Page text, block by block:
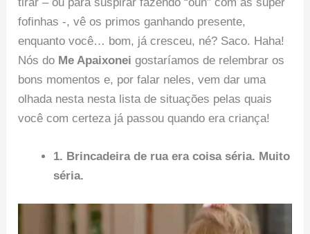
fofinhas -, vê os primos ganhando presente,
enquanto você… bom, já cresceu, né? Saco. Haha!
Nós do Me Apaixonei gostaríamos de relembrar os
bons momentos e, por falar neles, vem dar uma
olhada nesta nesta lista de situações pelas quais
você com certeza já passou quando era criança!
1. Brincadeira de rua era coisa séria. Muito
séria.